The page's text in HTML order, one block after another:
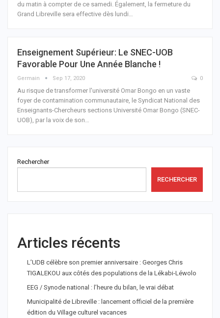
du matin à compter de ce samedi. Également, la fermeture du
Grand Libreville sera effective dès lundi…
Enseignement Supérieur: Le SNEC-UOB
Favorable Pour Une Année Blanche !
Germain Sep 17, 2020 0
Au risque de transformer l'université Omar Bongo en un vaste
foyer de contamination communautaire, le Syndicat National des
Enseignants-Chercheurs sections Université Omar Bongo (SNEC-
UOB), par la voix de son…
Rechercher
RECHERCHER
Articles récents
L’UDB célèbre son premier anniversaire : Georges Chris
TIGALEKOU aux côtés des populations de la Lékabi-Léwolo
EEG / Synode national : l’heure du bilan, le vrai débat
Municipalité de Libreville : lancement officiel de la première
édition du Village culturel vacances